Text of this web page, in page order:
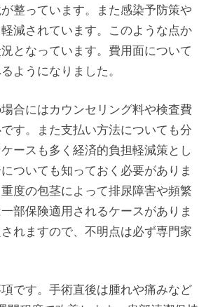
整っています。また感染予防策や
減されています。このような点か
となっています。費用面について
ようになりました。
合にはカウンセリング料や検査費
す。また支払い方法についても分
ースも多く経済的負担軽減策とし
ついても知っておく必要がありま
度の包茎によって排尿障害や頻繁
部保険適用されるケースがありま
れますので、不明点は必ず専門家
です。手術直後は腫れや痛みなど